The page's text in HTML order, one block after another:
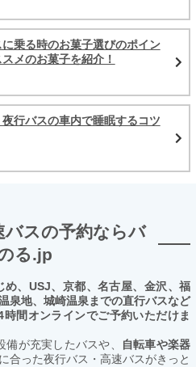
乗る時のお菓子選びのポイン
スメのお菓子を紹介！
行バスの車内で睡眠するコツ
バスの予約ならバ
る.jp
、USJ、京都、名古屋、金沢、福
泉地、城崎温泉までの直行バスなど
間オンラインでご予約いただけま
備が充実したバスや、
自転車や楽器
合った夜行バス・高速バスがきっと